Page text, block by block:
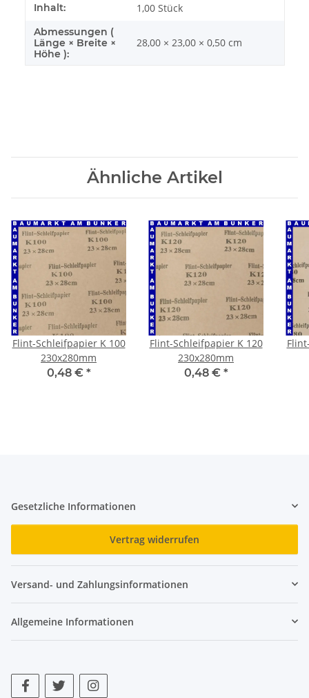
Inhalt: 1,00 Stück
Abmessungen (
Länge × Breite ×
Höhe ):
28,00 × 23,00 × 0,50 cm
Ähnliche Artikel
Flint-Schleifpapier K 100
230x280mm
0,48 € *
Flint-Schleifpapier K 120
230x280mm
0,48 € *
Gesetzliche Informationen
Vertrag widerrufen
Versand- und Zahlungsinformationen
Allgemeine Informationen